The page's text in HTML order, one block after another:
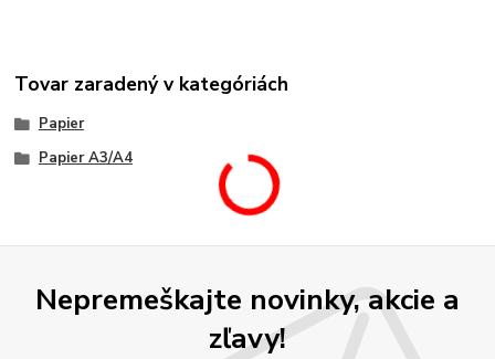
Tovar zaradený v kategóriách
Papier
Papier A3/A4
Nepremeškajte novinky, akcie a
zľavy!